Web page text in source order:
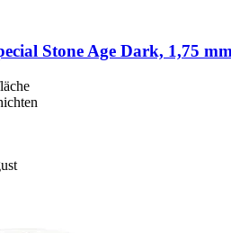
Stone Age Dark, 1,75